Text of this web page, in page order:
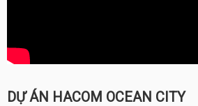
DỰ ÁN HACOM OCEAN CITY